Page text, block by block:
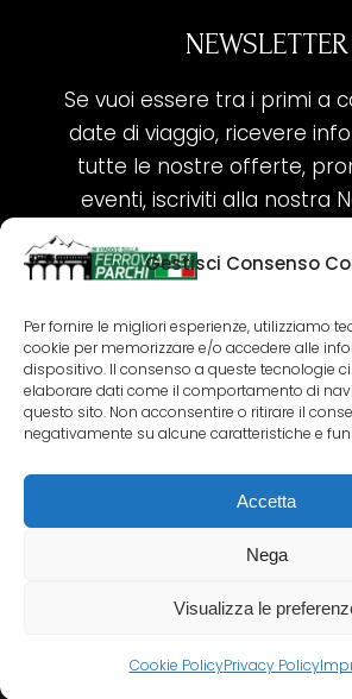
Gestisci Consenso
Per fornire le migliori esperienze, utilizziamo
cookie per memorizzare e/o accedere alle
dispositivo. Il consenso a queste tecnologie
elaborare dati come il comportamento di
questo sito. Non acconsentire o ritirare il
negativamente su alcune caratteristiche e
Accetta
Nega
Visualizza le
Cookie PolicyPrivacy Policy
NEWSLETTER
Se vuoi essere tra i primi a
date di viaggio, ricevere
tutte le nostre offerte,
eventi, iscriviti alla nostra
ISCRIVITI ORA!
SEGUICI SUI NOSTRI
COPYRIGHT 2018-2025
SRL
AGENZIA VIAGGI E TOUR